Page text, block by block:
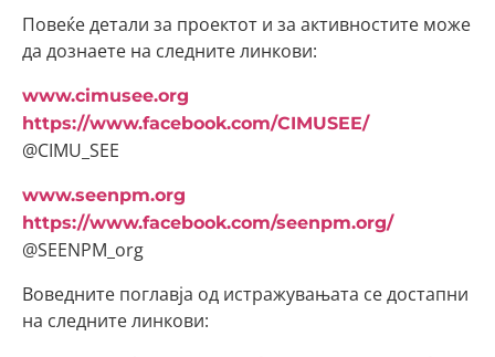
Повеќе детали за проектот и за активностите може
да дознаете на следните линкови:
www.cimusee.org
https://www.facebook.com/CIMUSEE/
@CIMU_SEE
www.seenpm.org
https://www.facebook.com/seenpm.org/
@SEENPM_org
Воведните поглавја од истражувањата се достапни
на следните линкови: